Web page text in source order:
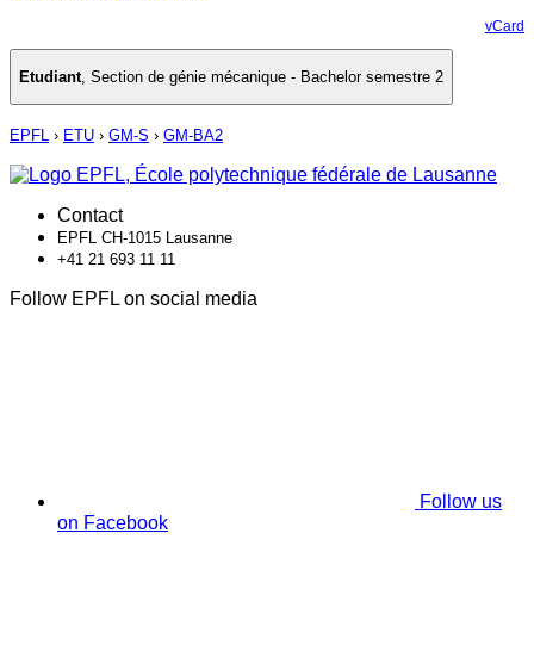
vCard
Etudiant, Section de génie mécanique - Bachelor semestre 2
EPFL › ETU › GM-S › GM-BA2
Contact
EPFL CH-1015 Lausanne
+41 21 693 11 11
Follow EPFL on social media
Follow us
on Facebook